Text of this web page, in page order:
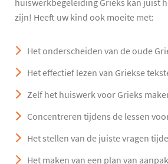
huiswerkbegeleiding Grieks kan juist
zijn! Heeft uw kind ook moeite met:
Het onderscheiden van de oude
Het effectief lezen van Griekse
Zelf het huiswerk voor Grieks
Concentreren tijdens de lessen
Het stellen van de juiste vragen
Het maken van een plan van